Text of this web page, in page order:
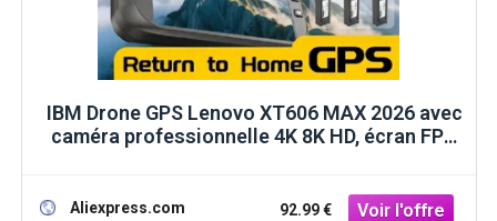
IBM Drone GPS Lenovo XT606 MAX 2026 avec
caméra professionnelle 4K 8K HD, écran FPV
d'obstacles
Aliexpress.com 92.99 €